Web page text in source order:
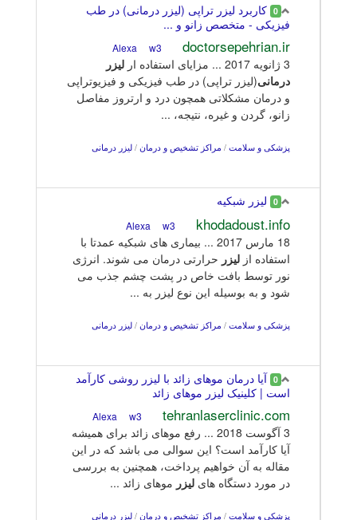
0 کاربرد لیزر تراپی (لیزر درمانی) در طب
فیزیکی - متخصص زانو و ...
doctorsepehrian.ir
w3
3 ژانويه 2017 ... مزایای استفاده ار
لیزر
درمانی(لیزر تراپی) در طب فیزیکی و فیزیوتراپی
و درمان مشکلاتی همچون درد و ارتروز مفاصل
زانو، گردن و غیره، نتیجه، ...
پزشکی و سلامت / مراکز تشخیص و درمان / لیزر درمانی
0 ليزر شبكيه
khodadoust.info
w3
18 مارس 2017 ... بیماری های شبکیه عمدتا با
استفاده از لیزر حرارتی درمان می شوند. انرژی
نور توسط بافت خاص در پشت چشم جذب می
شود و به بوسيله اين نوع ليزر به ...
پزشکی و سلامت / مراکز تشخیص و درمان / لیزر درمانی
0 آیا درمان موهای زائد با لیزر روشی کارآمد
است | کلینیک لیزر موهای زائد
tehranlaserclinic.com
w3
3 آگوست 2018 ... رفع موهای زائد برای همیشه
آیا کارآمد است؟ این سوالی می باشد که در این
مقاله به آن خواهیم پرداخت، همچنین به بررسی
در مورد دستگاه های لیزر موهای زائد ...
پزشکی و سلامت / مراکز تشخیص و درمان / لیزر درمانی